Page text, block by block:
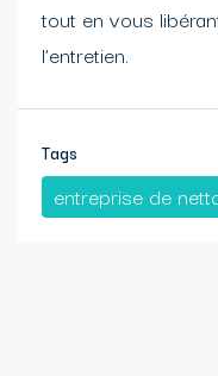
tout en vous
l’entretien.
Tags
entreprise de